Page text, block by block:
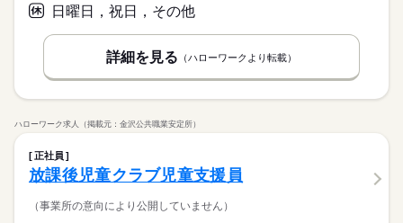
日曜日，祝日，その他
詳細を見る （ハローワークより転載）
ハローワーク求人（掲載元：金沢公共職業安定所）
正社員
放課後児童クラブ児童支援員
（事業所の意向により公開していません）